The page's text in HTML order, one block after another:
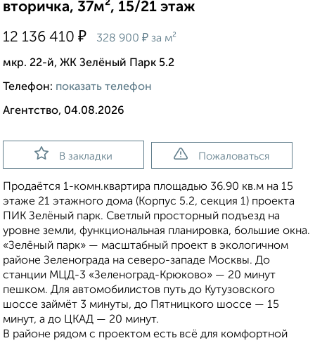
вторичка, 37м², 15/21 этаж
12 136 410 ₽ 328 900 ₽ за м²
мкр. 22-й, ЖК Зелёный Парк 5.2
Телефон: показать телефон
Агентство, 04.08.2026
В закладки Пожаловаться
Продаётся 1-комн.квартира площадью 36.90 кв.м на 15
этаже 21 этажного дома (Корпус 5.2, секция 1) проекта
ПИК Зелёный парк. Светлый просторный подъезд на
уровне земли, функциональная планировка, большие окна.
«Зелёный парк» — масштабный проект в экологичном
районе Зеленограда на северо-западе Москвы. До
станции МЦД-3 «Зеленоград-Крюково» — 20 минут
пешком. Для автомобилистов путь до Кутузовского
шоссе займёт 3 минуты, до Пятницкого шоссе — 15
минут, а до ЦКАД — 20 минут.
В районе рядом с проектом есть всё для комфортной